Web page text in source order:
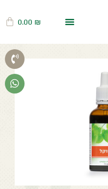
0.00 ₪